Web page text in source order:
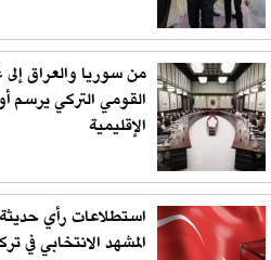
من سوريا والعراق
القومي التركي يرسم
الإقليمية
استطلاعات رأي
المشهد الانتخابي في